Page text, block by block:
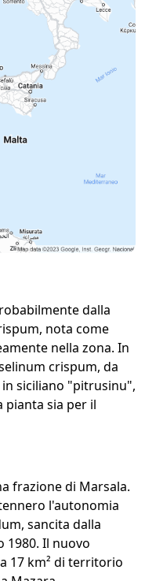
dalla
nota come
nella zona. In
crispum, da
in siciliano "pitrusinu",
pianta sia per il
frazione di Marsala.
l'autonomia
sancita dalla
1980. Il nuovo
17 km² di territorio